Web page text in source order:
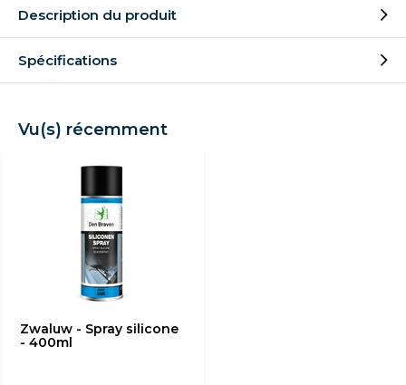
Description du produit
Spécifications
Vu(s) récemment
Zwaluw - Spray silicone
- 400ml